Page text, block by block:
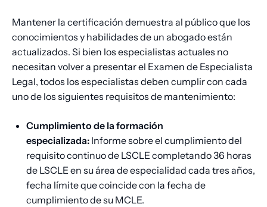
Mantener la certificación demuestra al público que los
conocimientos y habilidades de un abogado están
actualizados. Si bien los especialistas actuales no
necesitan volver a presentar el Examen de Especialista
Legal, todos los especialistas deben cumplir con cada
uno de los siguientes requisitos de mantenimiento:
Cumplimiento de la formación
especializada: Informe sobre el cumplimiento del
requisito continuo de LSCLE completando 36 horas
de LSCLE en su área de especialidad cada tres años,
fecha límite que coincide con la fecha de
cumplimiento de su MCLE.